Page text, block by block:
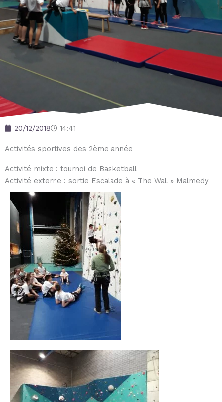
20/12/2018 14:41
Activités sportives des 2ème année
Activité mixte : tournoi de Basketball
Activité externe : sortie Escalade à « The Wall » Malmedy